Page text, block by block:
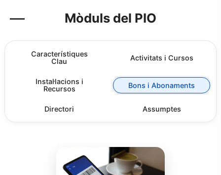
Mòduls del PIO
Característiques
Clau
Activitats i Cursos
Instal·lacions i
Recursos
Bons i Abonaments
Directori Assumptes
Instal·lacions i Recursos
Assumptes